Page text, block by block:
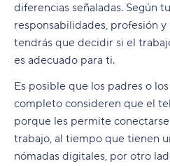
diferencias señaladas. Según
responsabilidades, profesión
tendrás que decidir si el
es adecuado para ti.
Es posible que los padres o
completo consideren que el
porque les permite
trabajo, al tiempo que tienen
nómadas digitales, por otro